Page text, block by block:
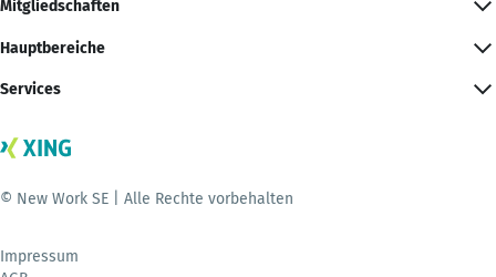
Mitgliedschaften
Hauptbereiche
Services
© New Work SE | Alle Rechte vorbehalten
Impressum